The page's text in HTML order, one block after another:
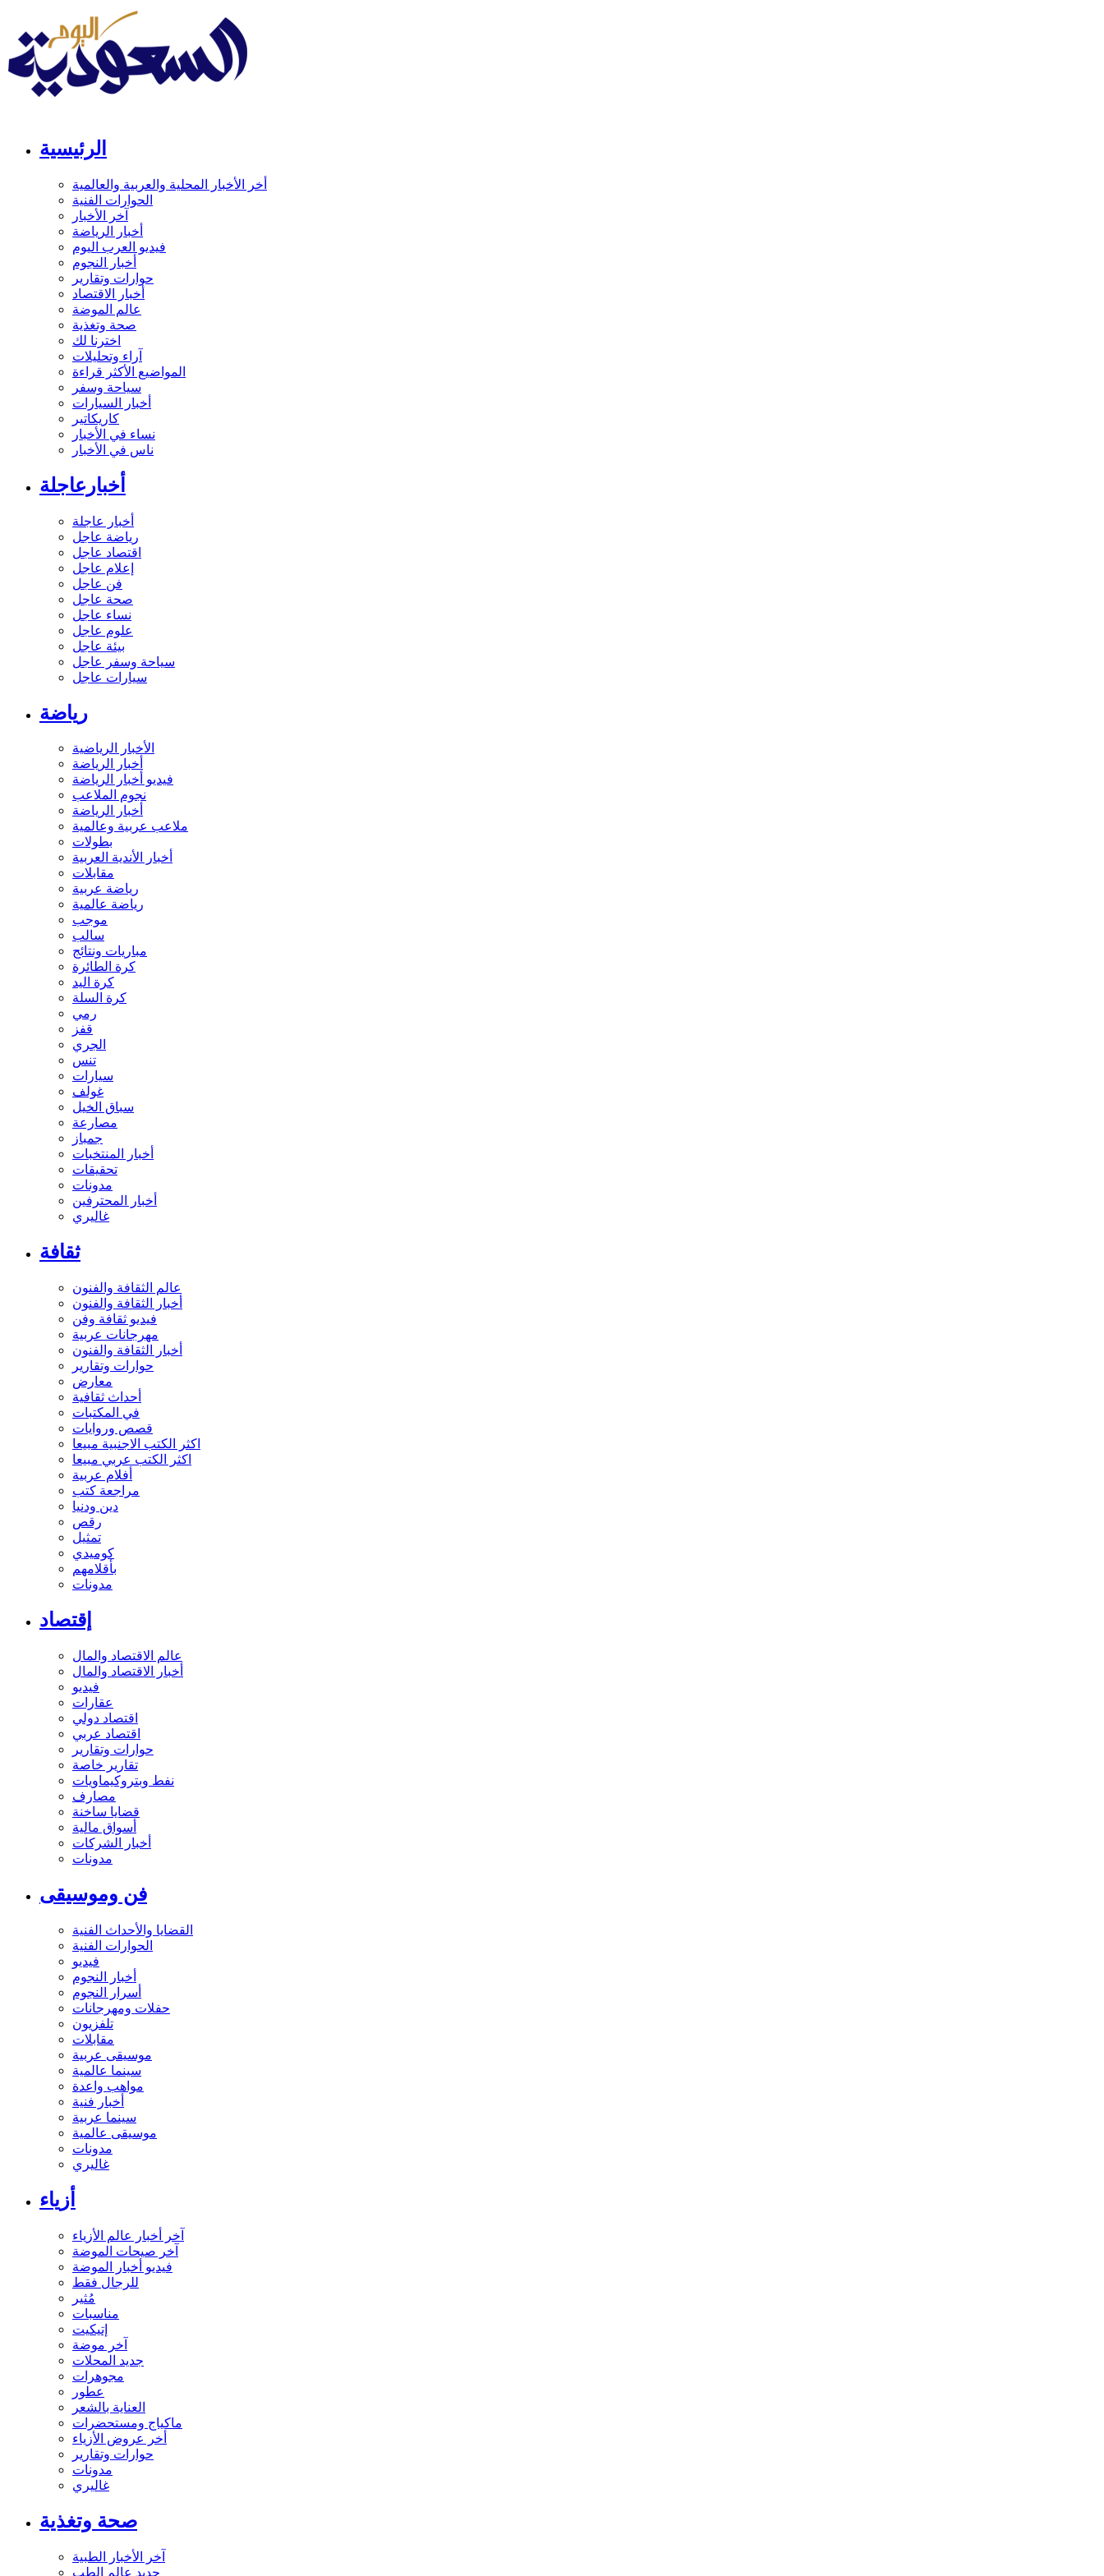
الرئيسية
أخر الأخبار المحلية والعربية والعالمية
الحوارات الفنية
آخر الأخبار
أخبار الرياضة
فيديو العرب اليوم
أخبار النجوم
حوارات وتقارير
أخبار الاقتصاد
عالم الموضة
صحة وتغذية
اخترنا لك
آراء وتحليلات
المواضيع الأكثر قراءة
سياحة وسفر
أخبار السيارات
كاريكاتير
نساء في الأخبار
ناس في الأخبار
أخبارعاجلة
أخبار عاجلة
رياضة عاجل
اقتصاد عاجل
إعلام عاجل
فن عاجل
صحة عاجل
نساء عاجل
علوم عاجل
بيئة عاجل
سياحة وسفر عاجل
سيارات عاجل
رياضة
الأخبار الرياضية
أخبار الرياضة
فيديو أخبار الرياضة
نجوم الملاعب
أخبار الرياضة
ملاعب عربية وعالمية
بطولات
أخبار الأندية العربية
مقابلات
رياضة عربية
رياضة عالمية
موجب
سالب
مباريات ونتائج
كرة الطائرة
كرة اليد
كرة السلة
رمي
قفز
الجري
تنس
سيارات
غولف
سباق الخيل
مصارعة
جمباز
أخبار المنتخبات
تحقيقات
مدونات
أخبار المحترفين
غاليري
ثقافة
عالم الثقافة والفنون
أخبار الثقافة والفنون
فيديو ثقافة وفن
مهرجانات عربية
أخبار الثقافة والفنون
حوارات وتقارير
معارض
أحداث ثقافية
في المكتبات
قصص وروايات
اكثر الكتب الاجنبية مبيعا
اكثر الكتب عربي مبيعا
أفلام عربية
مراجعة كتب
دين ودنيا
رقص
تمثيل
كوميدي
بأقلامهم
مدونات
إقتصاد
عالم الاقتصاد والمال
أخبار الاقتصاد والمال
فيديو
عقارات
اقتصاد دولي
اقتصاد عربي
حوارات وتقارير
تقارير خاصة
نفط وبتروكيماويات
مصارف
قضايا ساخنة
أسواق مالية
أخبار الشركات
مدونات
فن وموسيقى
القضايا والأحداث الفنية
الحوارات الفنية
فيديو
أخبار النجوم
أسرار النجوم
حفلات ومهرجانات
تلفزيون
مقابلات
موسيقى عربية
سينما عالمية
مواهب واعدة
أخبار فنية
سينما عربية
موسيقى عالمية
مدونات
غاليري
أزياء
آخر أخبار عالم الأزياء
آخر صيحات الموضة
فيديو أخبار الموضة
للرجال فقط
مُثير
مناسبات
إتيكيت
آخر موضة
جديد المحلات
مجوهرات
عطور
العناية بالشعر
ماكياج ومستحضرات
أخر عروض الأزياء
حوارات وتقارير
مدونات
غاليري
صحة وتغذية
آخر الأخبار الطبية
جديد عالم الطب